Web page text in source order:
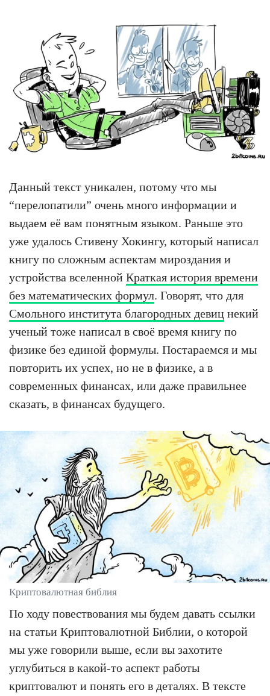
Данный текст уникален, потому что мы
“перелопатили” очень много информации и
выдаем её вам понятным языком. Раньше это
уже удалось Стивену Хокингу, который написал
книгу по сложным аспектам мироздания и
устройства вселенной Краткая история времени
без математических формул. Говорят, что для
Смольного института благородных девиц некий
ученый тоже написал в своё время книгу по
физике без единой формулы. Постараемся и мы
повторить их успех, но не в физике, а в
современных финансах, или даже правильнее
сказать, в финансах будущего.
Криптовалютная библия
По ходу повествования мы будем давать ссылки
на статьи Криптовалютной Библии, о которой
мы уже говорили выше, если вы захотите
углубиться в какой-то аспект работы
криптовалют и понять его в деталях. В тексте